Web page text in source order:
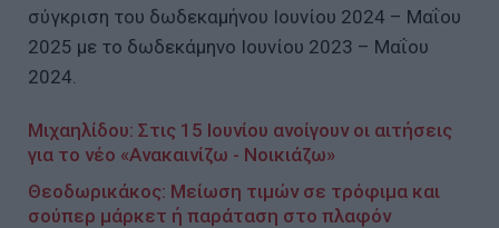
σύγκριση του δωδεκαμήνου Ιουνίου 2024 – Μαΐου
2025 με το δωδεκάμηνο Ιουνίου 2023 – Μαΐου
2024.
Μιχαηλίδου: Στις 15 Ιουνίου ανοίγουν οι αιτήσεις
για το νέο «Ανακαινίζω - Νοικιάζω»
Θεοδωρικάκος: Μείωση τιμών σε τρόφιμα και
σούπερ μάρκετ ή παράταση στο πλαφόν